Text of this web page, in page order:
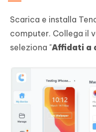
Scarica e installa
computer. Collega il
seleziona "Affidati a